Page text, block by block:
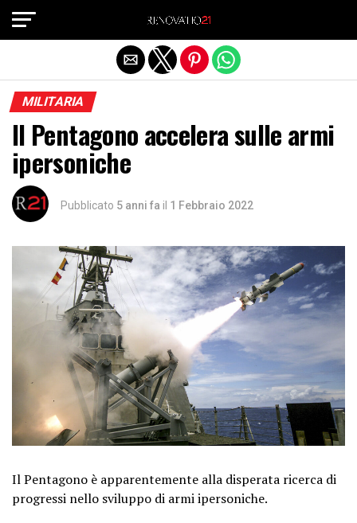
MILITARIA
Il Pentagono accelera sulle armi
ipersoniche
Pubblicato 5 anni fa il 1 Febbraio 2022
Il Pentagono è apparentemente alla disperata ricerca di
progressi nello sviluppo di armi ipersoniche.
Exit mobile version